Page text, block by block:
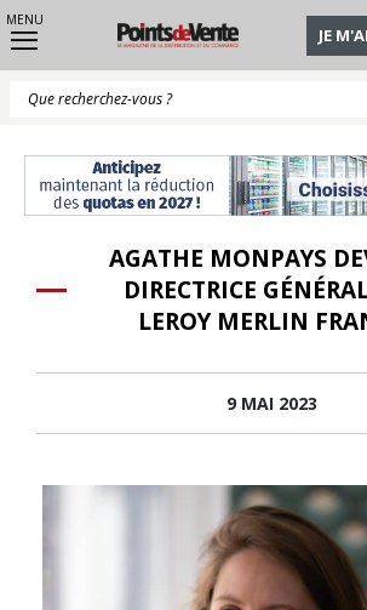
MENU
JE
AGATHE MONPAYS
DIRECTRICE
LEROY MERLIN
9 MAI 2023